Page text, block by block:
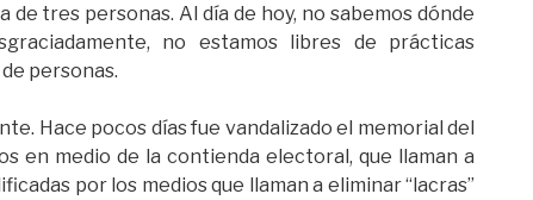
tres personas. Al día de hoy, no sabemos dónde
no estamos libres de prácticas
personas.
Hace pocos días fue vandalizado el memorial del
en medio de la contienda electoral, que llaman a
por los medios que llaman a eliminar “lacras”